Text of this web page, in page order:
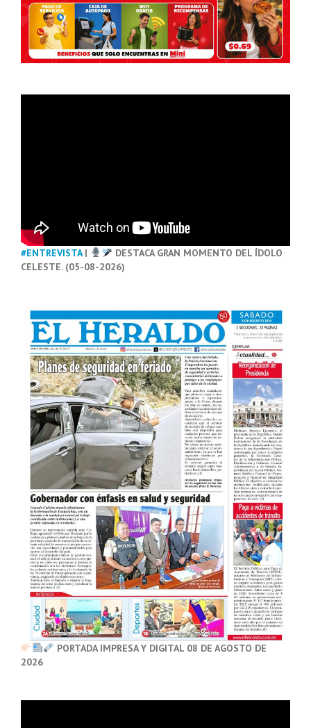
#ENTREVISTA|
DESTACA GRAN MOMENTO DEL ÍDOLO
CELESTE. (05-08-2026)
PORTADA IMPRESA Y DIGITAL 08 DE AGOSTO DE
2026